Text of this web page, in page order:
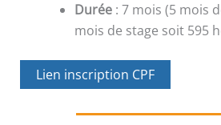
Durée : 7 mois (5 mois
mois de stage soit 595
Lien inscription CPF